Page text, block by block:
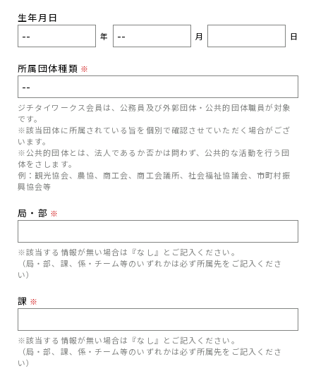
生年月日
年 月 日
所属団体種類 ※
ジチタイワークス会員は、公務員及び外郭団体・公共的団体職員が対象
です。
※該当団体に所属されている旨を個別で確認させていただく場合がござ
います。
※公共的団体とは、法人であるか否かは問わず、公共的な活動を行う団
体をさします。
例：観光協会、農協、商工会、商工会議所、社会福祉協議会、市町村振
興協会等
局・部 ※
※該当する情報が無い場合は『なし』とご記入ください。
（局・部、課、係・チーム等のいずれかは必ず所属先をご記入くださ
い）
課 ※
※該当する情報が無い場合は『なし』とご記入ください。
（局・部、課、係・チーム等のいずれかは必ず所属先をご記入くださ
い）